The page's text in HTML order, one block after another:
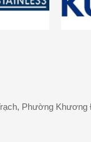
Phường Khương